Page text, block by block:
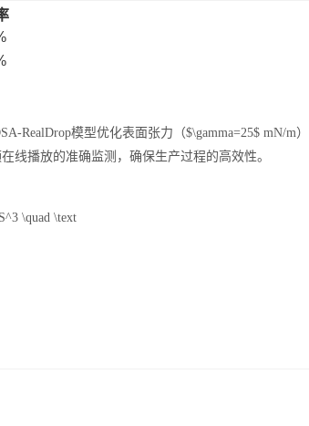
RealDrop模型优化表面张力（$\gamma=25$ mN/m
线播放的准确监测，确保生产过程的高效性。
\quad \text